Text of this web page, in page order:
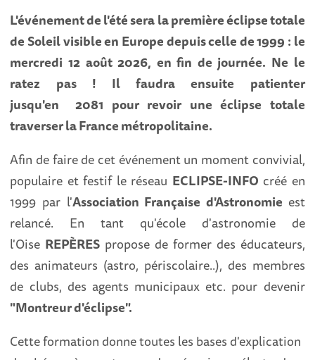
L'événement de l'été sera la première éclipse totale
de Soleil visible en Europe depuis celle de 1999 : le
mercredi 12 août 2026, en fin de journée. Ne le
ratez pas ! Il faudra ensuite patienter
jusqu'en 2081 pour revoir une éclipse totale
traverser la France métropolitaine.
Afin de faire de cet événement un moment convivial,
populaire et festif le réseau ECLIPSE-INFO créé en
1999 par l'Association Française d'Astronomie est
relancé. En tant qu'école d'astronomie de
l'Oise REPÈRES propose de former des éducateurs,
des animateurs (astro, périscolaire..), des membres
de clubs, des agents municipaux etc. pour devenir
"Montreur d'éclipse".
Cette formation donne toutes les bases d'explication